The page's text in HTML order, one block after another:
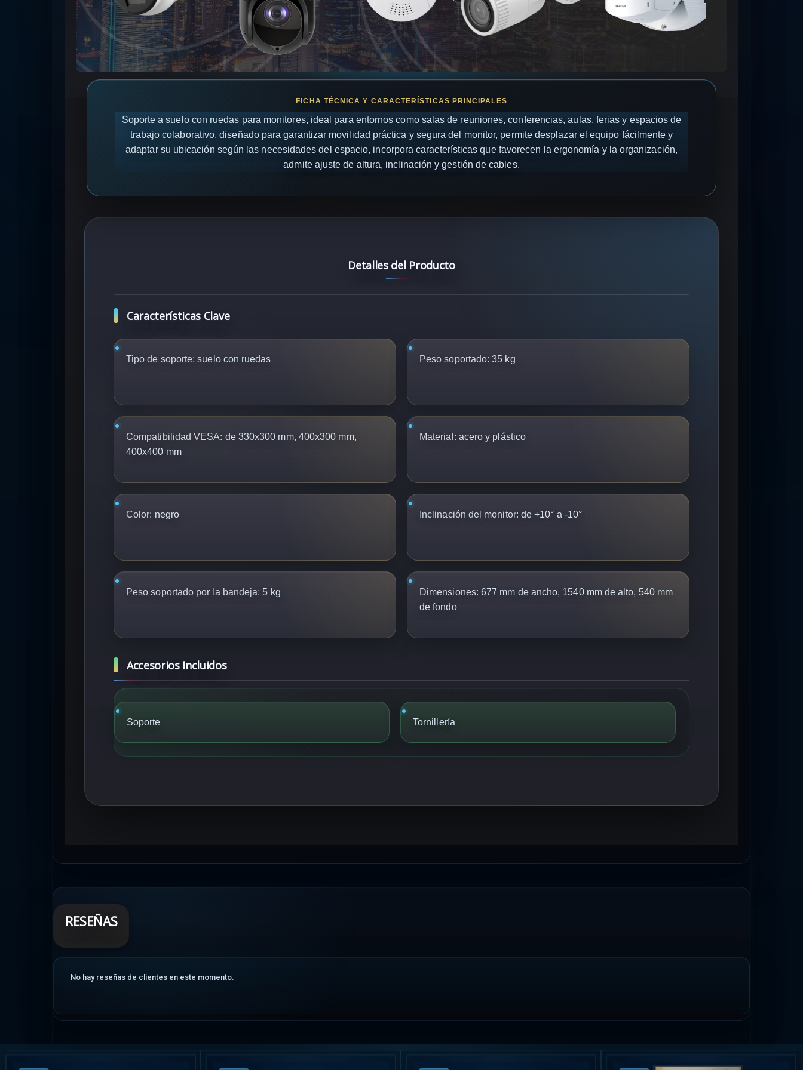
Soporte a suelo con ruedas para monitores, ideal para entornos como salas de reuniones, conferencias, aulas, ferias y espacios de
trabajo colaborativo, diseñado para garantizar movilidad práctica y segura del monitor, permite desplazar el equipo fácilmente y
adaptar su ubicación según las necesidades del espacio, incorpora características que favorecen la ergonomía y la organización,
admite ajuste de altura, inclinación y gestión de cables.
Detalles del Producto
Características Clave
Tipo de soporte: suelo con ruedas Peso soportado: 35 kg
Compatibilidad VESA: de 330x300 mm, 400x300 mm,
400x400 mm
Material: acero y plástico
Color: negro Inclinación del monitor: de +10° a -10°
Peso soportado por la bandeja: 5 kg Dimensiones: 677 mm de ancho, 1540 mm de alto, 540 mm
de fondo
Accesorios Incluidos
Soporte Tornillería
RESEÑAS
No hay reseñas de clientes en este momento.